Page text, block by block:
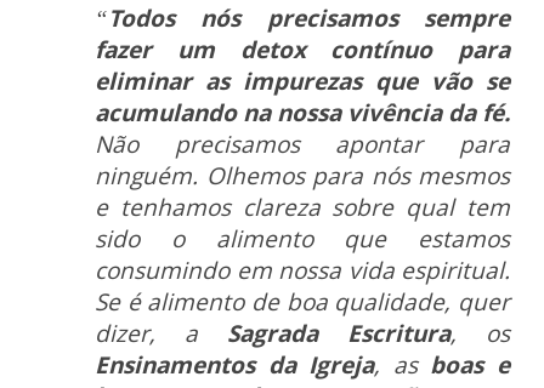
“Todos nós precisamos sempre
fazer um detox contínuo para
eliminar as impurezas que vão se
acumulando na nossa vivência da fé.
Não precisamos apontar para
ninguém. Olhemos para nós mesmos
e tenhamos clareza sobre qual tem
sido o alimento que estamos
consumindo em nossa vida espiritual.
Se é alimento de boa qualidade, quer
dizer, a Sagrada Escritura, os
Ensinamentos da Igreja, asboas e